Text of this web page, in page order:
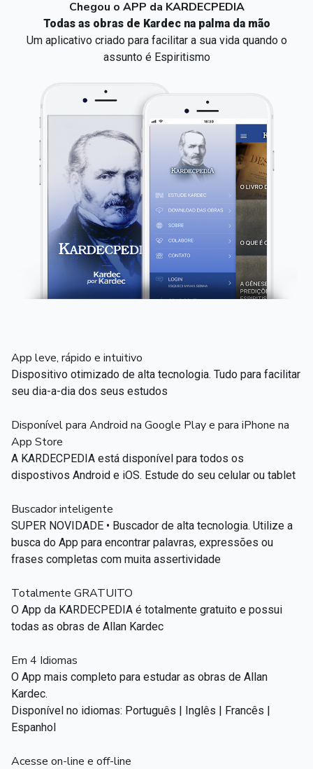
Chegou o APP da KARDECPEDIA
Todas as obras de Kardec na palma da mão
Um aplicativo criado para facilitar a sua vida quando o
assunto é Espiritismo
App leve, rápido e intuitivo
Dispositivo otimizado de alta tecnologia. Tudo para facilitar
seu dia-a-dia dos seus estudos
Disponível para Android na Google Play e para iPhone na
App Store
A KARDECPEDIA está disponível para todos os
dispostivos Android e iOS. Estude do seu celular ou tablet
Buscador inteligente
SUPER NOVIDADE • Buscador de alta tecnologia. Utilize a
busca do App para encontrar palavras, expressões ou
frases completas com muita assertividade
Totalmente GRATUITO
O App da KARDECPEDIA é totalmente gratuito e possui
todas as obras de Allan Kardec
Em 4 Idiomas
O App mais completo para estudar as obras de Allan
Kardec.
Disponível no idiomas: Português | Inglês | Francês |
Espanhol
Acesse on-line e off-line